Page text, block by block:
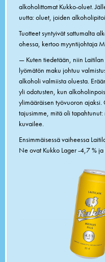
alkoholittomat Kukko-oluet.
uutta: oluet, joiden
Tuotteet syntyivät sattumalta
ohessa, kertoo myyntijohtaja
— Kuten tiedetään, niin
lyömätön maku johtuu
alkoholi valmiista oluesta.
yli odotusten, kun
ylimääräisen työvuoron
tajusimme, mitä oli
kuvailee.
Ensimmäisessä vaiheessa
Ne ovat Kukko Lager -4,7 %